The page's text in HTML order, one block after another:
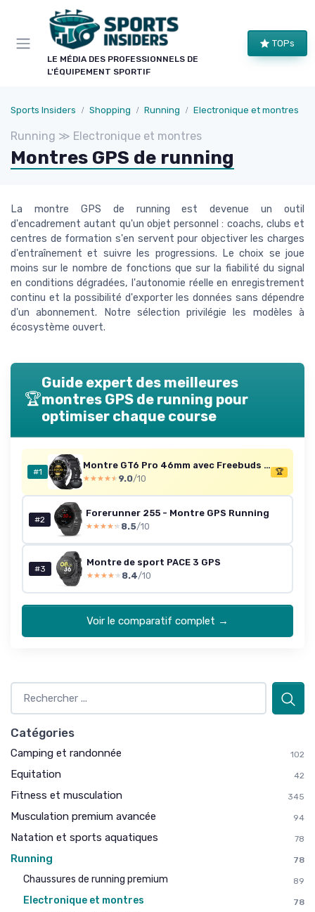
LE MÉDIA DES PROFESSIONNELS DE
L'ÉQUIPEMENT SPORTIF
TOPs
Sports Insiders Shopping Running Electronique et montres
Running ≫ Electronique et montres
Montres GPS de running
La montre GPS de running est devenue un outil
d'encadrement autant qu'un objet personnel : coachs, clubs et
centres de formation s'en servent pour objectiver les charges
d'entraînement et suivre les progressions. Le choix se joue
moins sur le nombre de fonctions que sur la fiabilité du signal
en conditions dégradées, l'autonomie réelle en enregistrement
continu et la possibilité d'exporter les données sans dépendre
d'un abonnement. Notre sélection privilégie les modèles à
écosystème ouvert.
🏆
Guide expert des meilleures
montres GPS de running pour
optimiser chaque course
#1
Montre GT6 Pro 46mm avec Freebuds 6i Noir
★★★★★
★★★★★ 9.0/10
🏆
#2
Forerunner 255 - Montre GPS Running
★★★★★
★★★★★ 8.5/10
#3
Montre de sport PACE 3 GPS
★★★★★
★★★★★ 8.4/10
Voir le comparatif complet →
Catégories
Camping et randonnée 102
Equitation 42
Fitness et musculation 345
Musculation premium avancée 94
Natation et sports aquatiques 78
Running 78
Chaussures de running premium 89
Electronique et montres
78
Panneau de gestion des cookies